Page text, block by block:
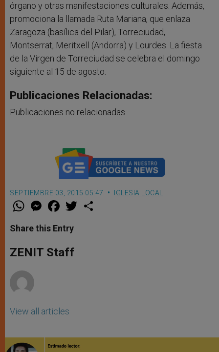
órgano y otras manifestaciones culturales. Además,
promociona la llamada Ruta Mariana, que enlaza
Zaragoza (basílica del Pilar), Torreciudad,
Montserrat, Meritxell (Andorra) y Lourdes. La fiesta
de la Virgen de Torreciudad se celebra el domingo
siguiente al 15 de agosto.
Publicaciones Relacionadas:
Publicaciones no relacionadas.
SEPTIEMBRE 03, 2015 05:47 IGLESIA LOCAL
W
t
s
p
p
M
e
s
e
g
e
F
a
e
b
o
k
w
Share this Entry
ZENIT Staff
View all articles